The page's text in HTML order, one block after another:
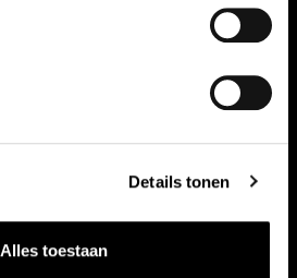
Details tonen
Alles toestaan